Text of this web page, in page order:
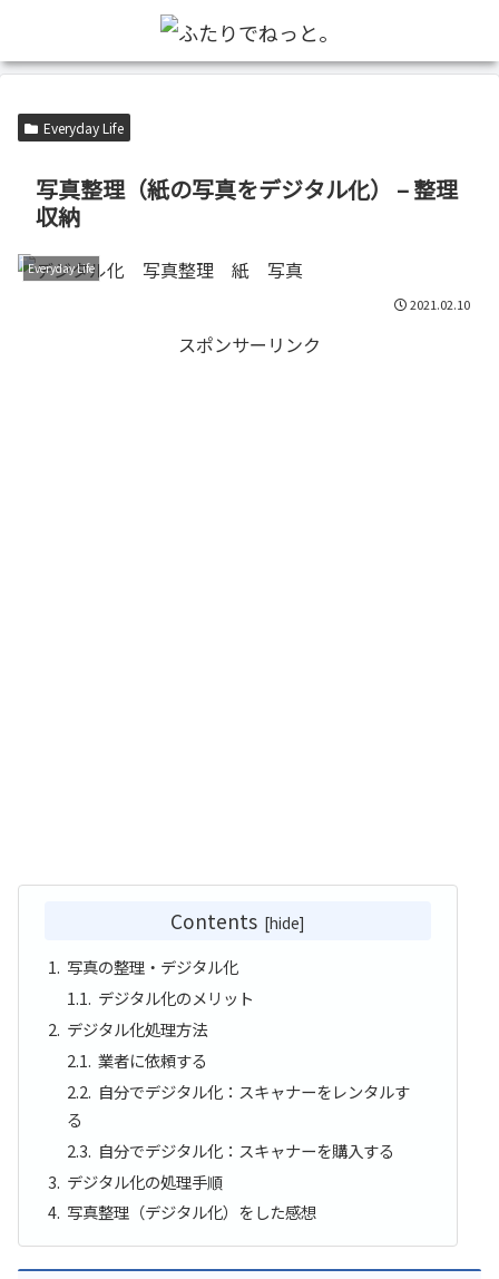
Everyday Life
写真整理（紙の写真をデジタル化） – 整理
収納
Everyday Life
2021.02.10
スポンサーリンク
Contents
写真の整理・デジタル化
デジタル化のメリット
デジタル化処理方法
業者に依頼する
自分でデジタル化：スキャナーをレンタルす
る
自分でデジタル化：スキャナーを購入する
デジタル化の処理手順
写真整理（デジタル化）をした感想